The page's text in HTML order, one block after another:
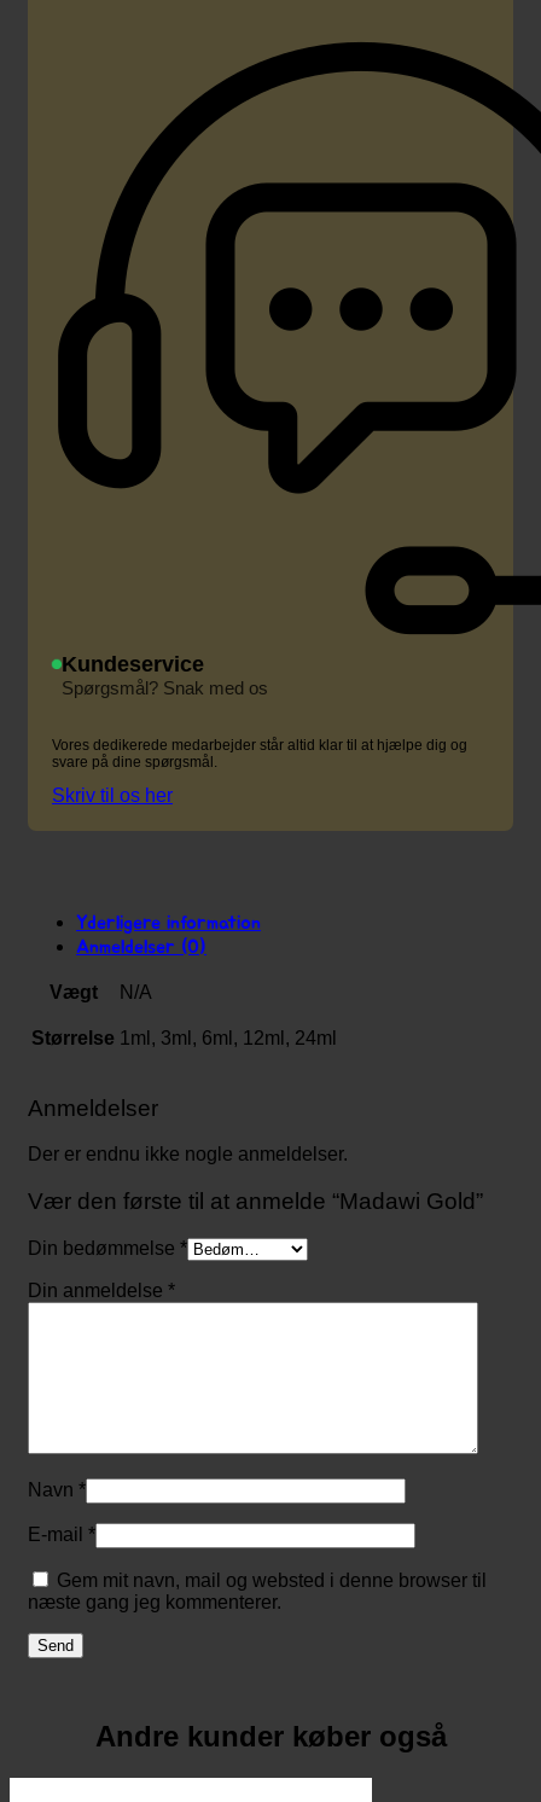
Kundeservice
Spørgsmål? Snak med os
Vores dedikerede medarbejder står altid klar til at hjælpe dig og
svare på dine spørgsmål.
Skriv til os her
Yderligere information
Anmeldelser (0)
Vægt N/A
Størrelse 1ml, 3ml, 6ml, 12ml, 24ml
Anmeldelser
Der er endnu ikke nogle anmeldelser.
Vær den første til at anmelde “Madawi Gold”
Din bedømmelse *
Din anmeldelse *
Navn *
E-mail *
Gem mit navn, mail og websted i denne browser til
næste gang jeg kommenterer.
Andre kunder køber også